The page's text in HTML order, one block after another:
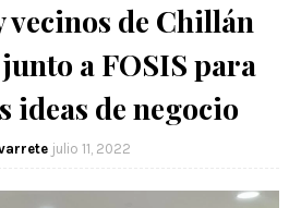
vecinos de Chillán
a FOSIS para
ideas de negocio
julio 11, 2022